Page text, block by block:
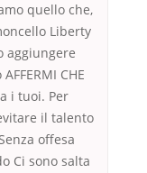
quello che,
Liberty
aggiungere
CHE
i tuoi. Per
il talento
offesa
Ci sono salta